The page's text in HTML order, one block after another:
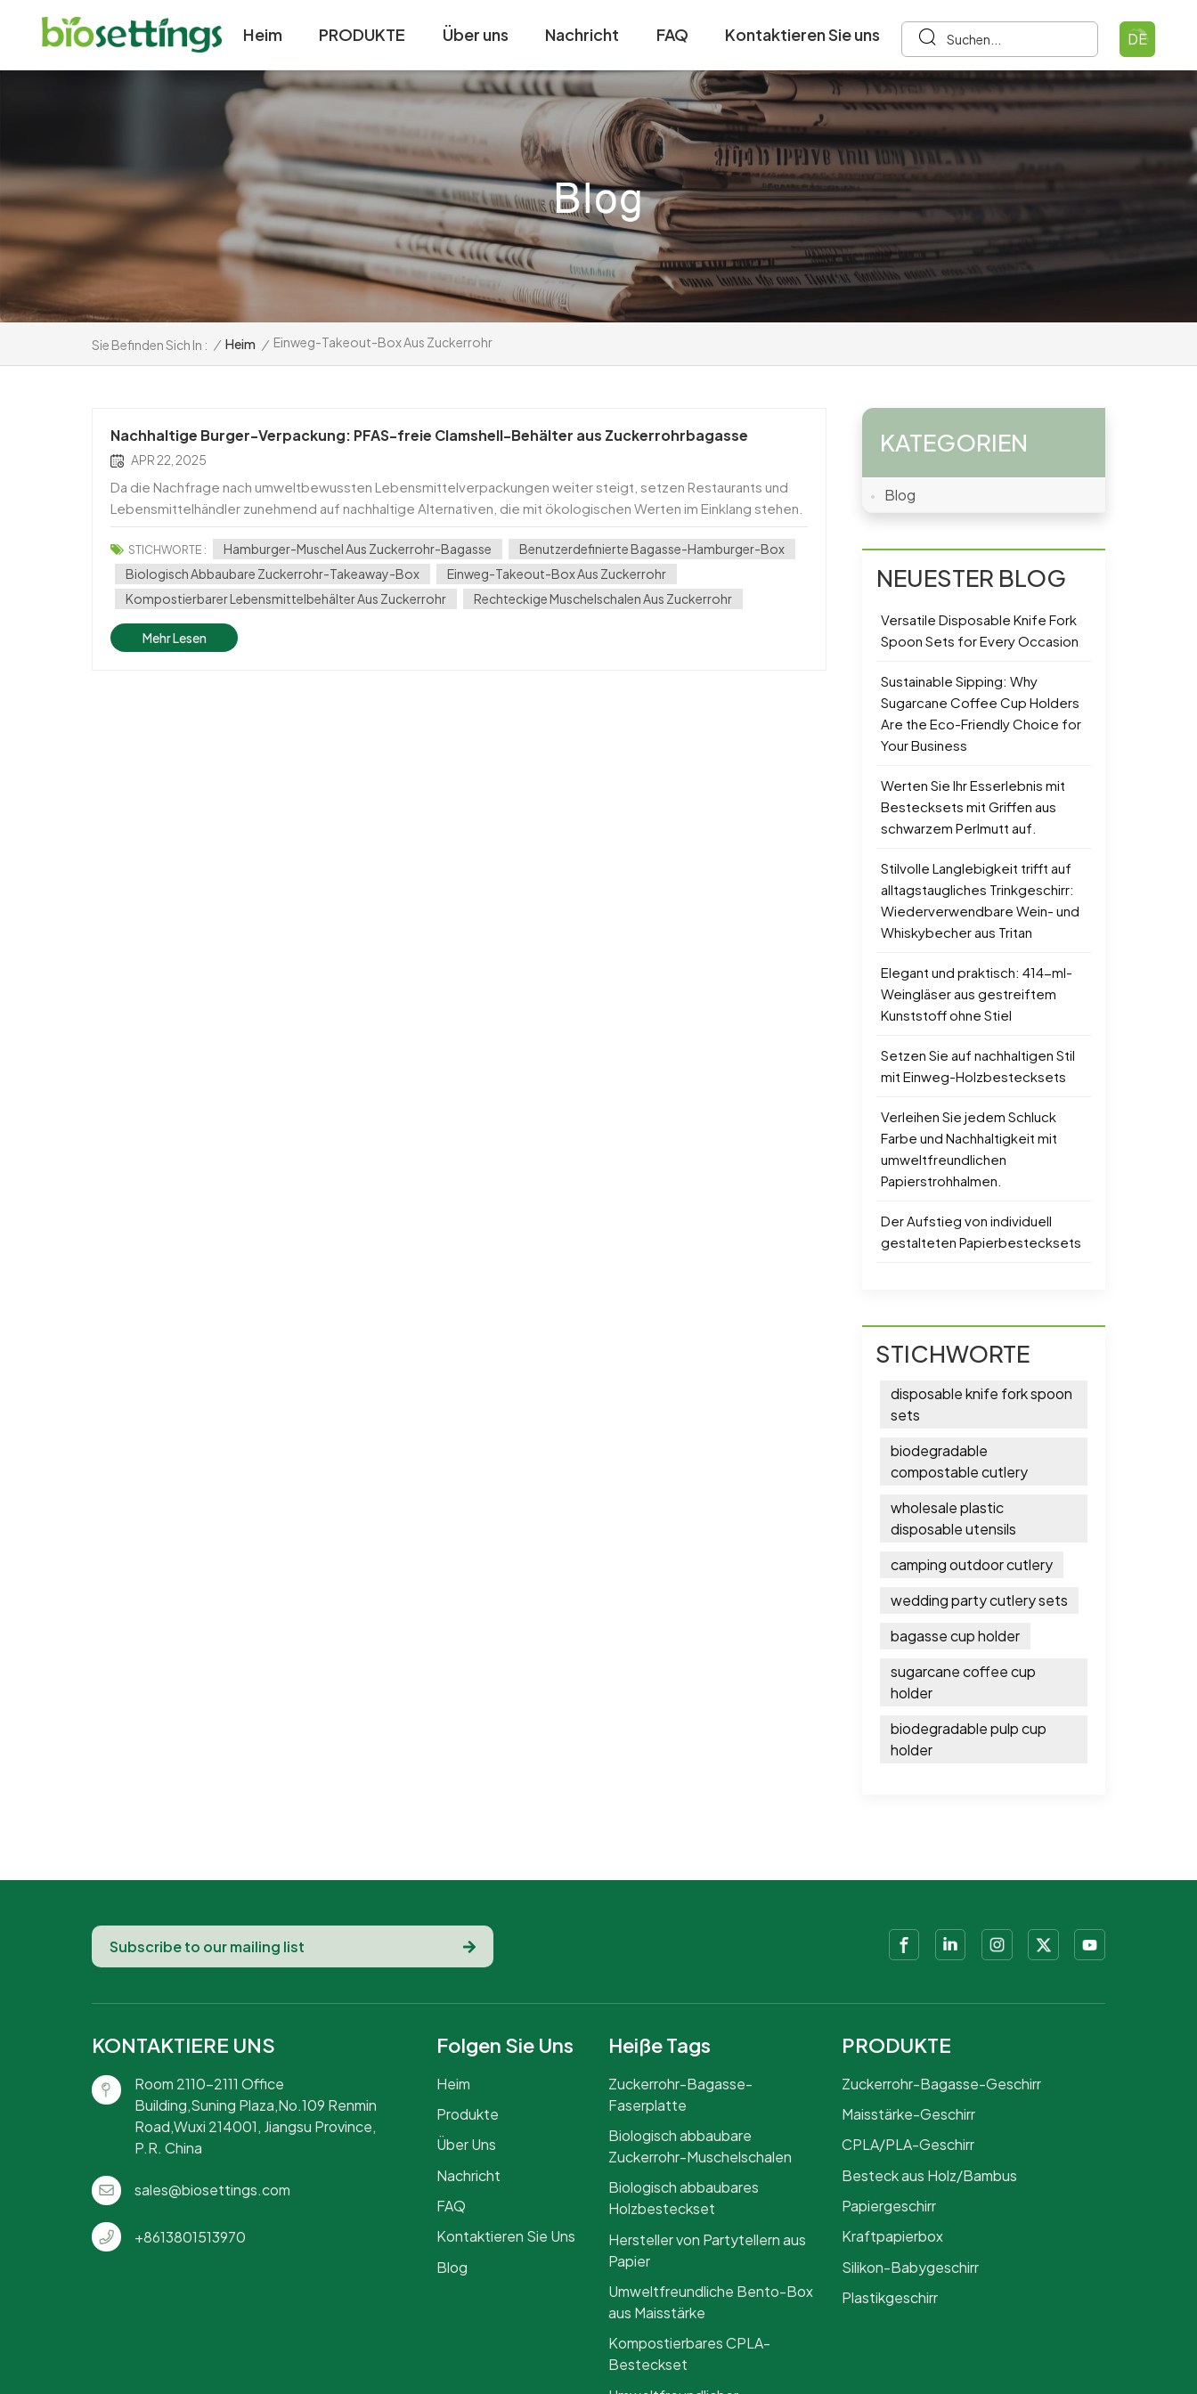
Heim PRODUKTE Über uns Nachricht FAQ Kontaktieren Sie uns DE
Sie Befinden Sich In : / Heim / Einweg-Takeout-Box Aus Zuckerrohr
Nachhaltige Burger-Verpackung: PFAS-freie Clamshell-Behälter aus Zuckerrohrbagasse
APR 22, 2025
Da die Nachfrage nach umweltbewussten Lebensmittelverpackungen weiter steigt, setzen Restaurants und
Lebensmittelhändler zunehmend auf nachhaltige Alternativen, die mit ökologischen Werten im Einklang stehen.
Die PFAS-freie Clamshell-Lebensmittelbehälter aus Zuckerrohrbagasse bietet die perfekte Bal...
STICHWORTE : Hamburger-Muschel Aus Zuckerrohr-Bagasse
Benutzerdefinierte Bagasse-Hamburger-Box
Biologisch Abbaubare Zuckerrohr-Takeaway-Box
Einweg-Takeout-Box Aus Zuckerrohr
Kompostierbarer Lebensmittelbehälter Aus Zuckerrohr
Rechteckige Muschelschalen Aus Zuckerrohr
Mehr Lesen
KATEGORIEN
Blog
NEUESTER BLOG
Versatile Disposable Knife Fork
Spoon Sets for Every Occasion
Sustainable Sipping: Why
Sugarcane Coffee Cup Holders
Are the Eco-Friendly Choice for
Your Business
Werten Sie Ihr Esserlebnis mit
Bestecksets mit Griffen aus
schwarzem Perlmutt auf.
Stilvolle Langlebigkeit trifft auf
alltagstaugliches Trinkgeschirr:
Wiederverwendbare Wein- und
Whiskybecher aus Tritan
Elegant und praktisch: 414-ml-
Weingläser aus gestreiftem
Kunststoff ohne Stiel
Setzen Sie auf nachhaltigen Stil
mit Einweg-Holzbestecksets
Verleihen Sie jedem Schluck
Farbe und Nachhaltigkeit mit
umweltfreundlichen
Papierstrohhalmen.
Der Aufstieg von individuell
gestalteten Papierbestecksets
STICHWORTE
disposable knife fork spoon
sets
biodegradable
compostable cutlery
wholesale plastic
disposable utensils
camping outdoor cutlery
wedding party cutlery sets
bagasse cup holder
sugarcane coffee cup
holder
biodegradable pulp cup
holder
KONTAKTIERE UNS
Room 2110-2111 Office
Building,Suning Plaza,No.109 Renmin
Road,Wuxi 214001, Jiangsu Province,
P.R. China
sales@biosettings.com
+8613801513970
Folgen Sie Uns
Heim
Produkte
Über Uns
Nachricht
FAQ
Kontaktieren Sie Uns
Blog
Heiße Tags
Zuckerrohr-Bagasse-
Faserplatte
Biologisch abbaubare
Zuckerrohr-Muschelschalen
Biologisch abbaubares
Holzbesteckset
Hersteller von Partytellern aus
Papier
Umweltfreundliche Bento-Box
aus Maisstärke
Kompostierbares CPLA-
Besteckset
PRODUKTE
Zuckerrohr-Bagasse-Geschirr
Maisstärke-Geschirr
CPLA/PLA-Geschirr
Besteck aus Holz/Bambus
Papiergeschirr
Kraftpapierbox
Silikon-Babygeschirr
Plastikgeschirr